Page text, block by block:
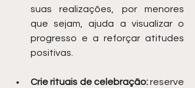
suas realizações, por menores
que sejam, ajuda a visualizar o
progresso e a reforçar atitudes
positivas.
Crie rituais de celebração: reserve